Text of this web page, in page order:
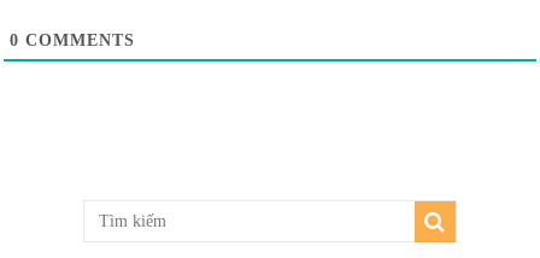
0 COMMENTS